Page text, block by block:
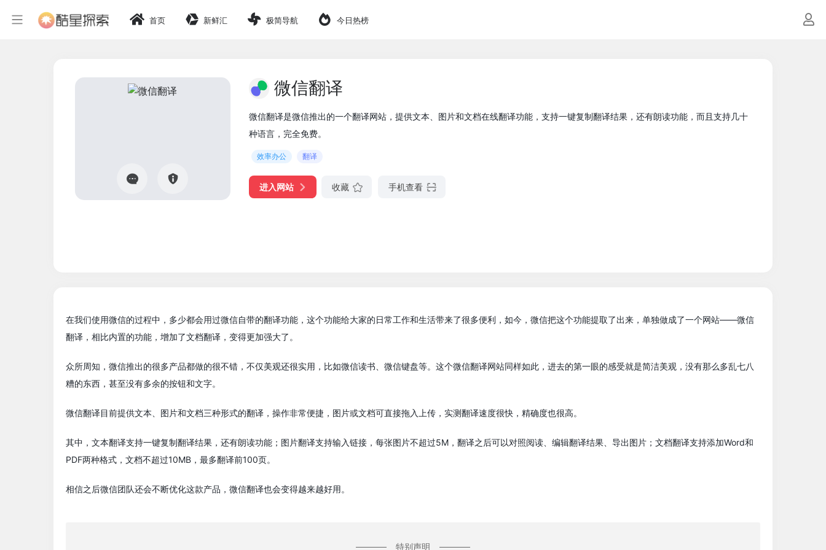
首页 新鲜汇 极简导航 今日热榜
微信翻译
微信翻译是微信推出的一个翻译网站，提供文本、图片和文档在线翻译功能，支持一键复制翻译结果，还有朗读功能，而且支持几十
种语言，完全免费。
效率办公 翻译
进入网站 收藏 手机查看
在我们使用微信的过程中，多少都会用过微信自带的翻译功能，这个功能给大家的日常工作和生活带来了很多便利，如今，微信把这个功能提取了出来，单独做成了一个网站——微信
翻译，相比内置的功能，增加了文档翻译，变得更加强大了。
众所周知，微信推出的很多产品都做的很不错，不仅美观还很实用，比如微信读书、微信键盘等。这个微信翻译网站同样如此，进去的第一眼的感受就是简洁美观，没有那么多乱七八
糟的东西，甚至没有多余的按钮和文字。
微信翻译目前提供文本、图片和文档三种形式的翻译，操作非常便捷，图片或文档可直接拖入上传，实测翻译速度很快，精确度也很高。
其中，文本翻译支持一键复制翻译结果，还有朗读功能；图片翻译支持输入链接，每张图片不超过5M，翻译之后可以对照阅读、编辑翻译结果、导出图片；文档翻译支持添加Word和
PDF两种格式，文档不超过10MB，最多翻译前100页。
相信之后微信团队还会不断优化这款产品，微信翻译也会变得越来越好用。
特别声明